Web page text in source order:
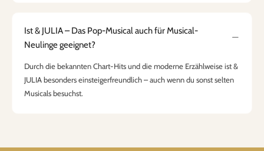
Ist & JULIA – Das Pop-Musical auch für Musical-
Neulinge geeignet?
Durch die bekannten Chart-Hits und die moderne Erzählweise ist &
JULIA besonders einsteigerfreundlich – auch wenn du sonst selten
Musicals besuchst.